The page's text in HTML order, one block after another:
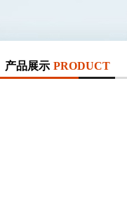
产品展示 PRODUCT